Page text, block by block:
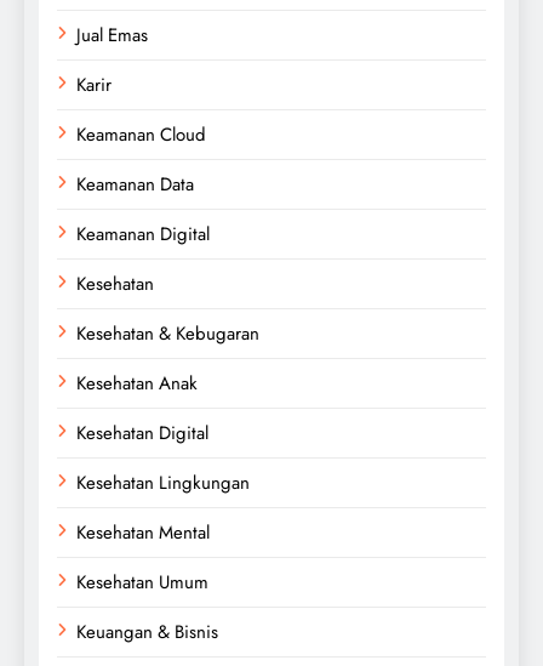
Jual Emas
Karir
Keamanan Cloud
Keamanan Data
Keamanan Digital
Kesehatan
Kesehatan & Kebugaran
Kesehatan Anak
Kesehatan Digital
Kesehatan Lingkungan
Kesehatan Mental
Kesehatan Umum
Keuangan & Bisnis